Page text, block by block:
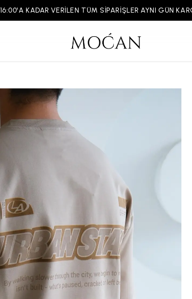
16:00'A KADAR VERİLEN TÜM SİPARİŞLER AYNI GÜN